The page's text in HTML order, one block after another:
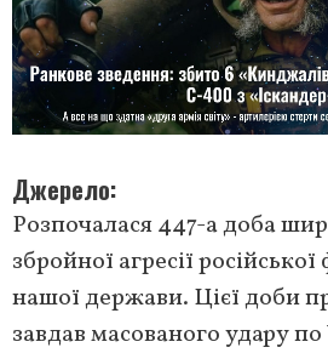
Джерело
Розпочалася 447-а доба
збройної агресії
нашої держави. Цієї доби
завдав масованого удару